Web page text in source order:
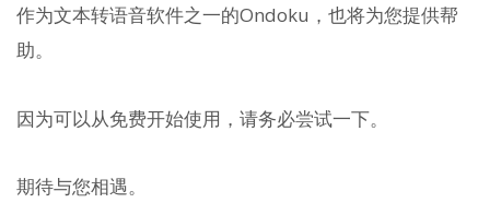
作为文本转语音软件之一的Ondoku，也将为您提供帮
助。
因为可以从免费开始使用，请务必尝试一下。
期待与您相遇。